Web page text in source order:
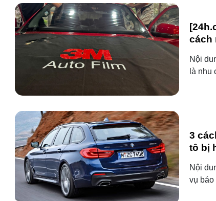
cách
Nội
là nhu
3
tô bị
Nội
vụ báo